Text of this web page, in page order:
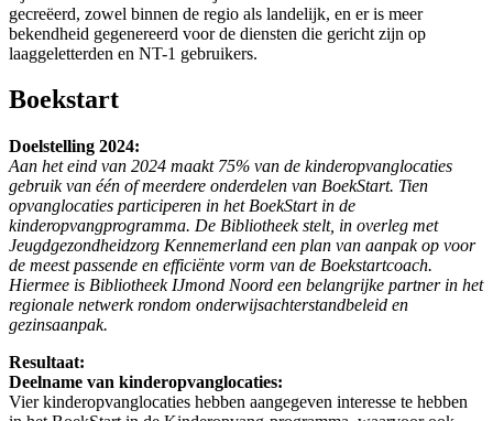
gecreëerd, zowel binnen de regio als landelijk, en er is meer
bekendheid gegenereerd voor de diensten die gericht zijn op
laaggeletterden en NT-1 gebruikers.
Boekstart
Doelstelling 2024:
Aan het eind van 2024 maakt 75% van de kinderopvanglocaties
gebruik van één of meerdere onderdelen van BoekStart. Tien
opvanglocaties participeren in het BoekStart in de
kinderopvangprogramma. De Bibliotheek stelt, in overleg met
Jeugdgezondheidzorg Kennemerland een plan van aanpak op voor
de meest passende en efficiënte vorm van de Boekstartcoach.
Hiermee is Bibliotheek IJmond Noord een belangrijke partner in het
regionale netwerk rondom onderwijsachterstandbeleid en
gezinsaanpak.
Resultaat:
Deelname van kinderopvanglocaties:
Vier kinderopvanglocaties hebben aangegeven interesse te hebben